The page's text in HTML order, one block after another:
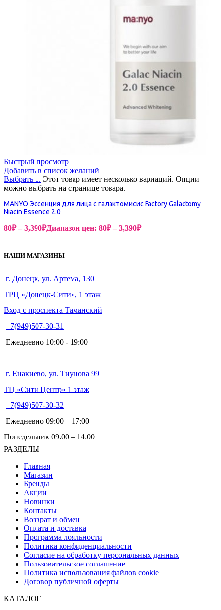
Быстрый просмотр
Добавить в список желаний
Выбрать ... Этот товар имеет несколько вариаций. Опции
можно выбрать на странице товара.
MANYO Эссенция для лица с галактомисис Factory Galactomy
Niacin Essence 2.0
80₽ – 3,390₽Диапазон цен: 80₽ – 3,390₽
НАШИ МАГАЗИНЫ
г. Донецк, ул. Артема, 130
ТРЦ «Донецк-Сити», 1 этаж
Вход с проспекта Таманский
+7(949)507-30-31
Ежедневно 10:00 - 19:00
г. Енакиево, ул. Тиунова 99
ТЦ «Сити Центр» 1 этаж
+7(949)507-30-32
Ежедневно 09:00 – 17:00
Понедельник 09:00 – 14:00
РАЗДЕЛЫ
Главная
Магазин
Бренды
Акции
Новинки
Контакты
Возврат и обмен
Оплата и доставка
Программа лояльности
Политика конфиденциальности
Согласие на обработку персональных данных
Пользовательское соглашение
Политика использования файлов cookie
Договор публичной оферты
КАТАЛОГ